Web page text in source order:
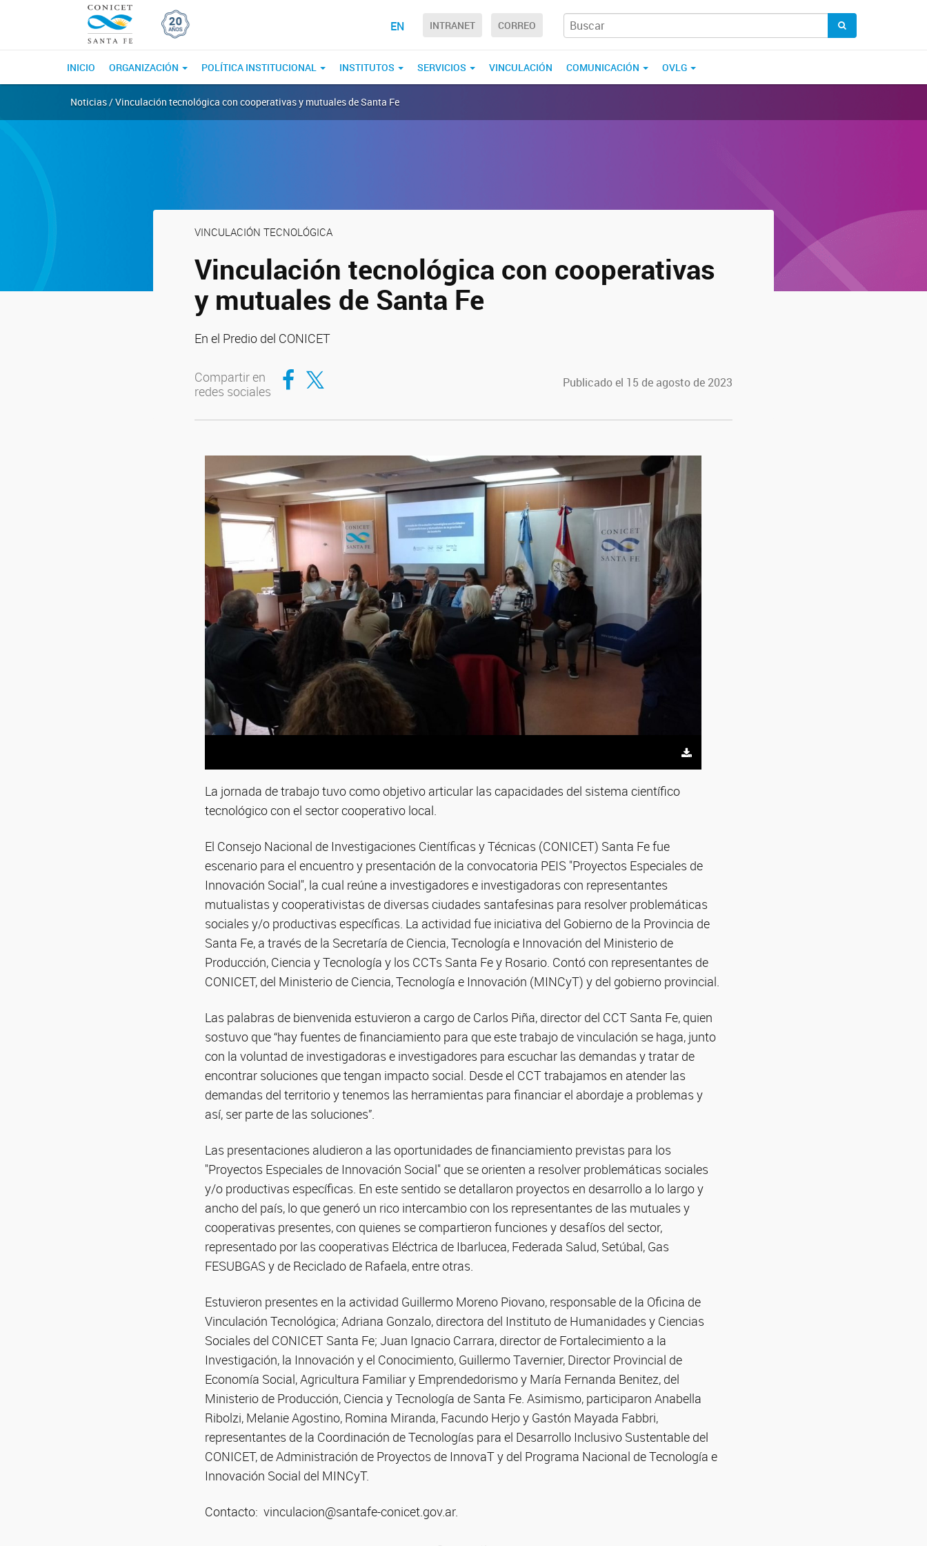
EN INTRANET CORREO
INICIO ORGANIZACIÓN POLÍTICA INSTITUCIONAL INSTITUTOS SERVICIOS VINCULACIÓN COMUNICACIÓN OVLG
Noticias / Vinculación tecnológica con cooperativas y mutuales de Santa Fe
VINCULACIÓN TECNOLÓGICA
Vinculación tecnológica con cooperativas
y mutuales de Santa Fe
En el Predio del CONICET
Compartir en
redes sociales
Compartir en Facebook
Compartir en Twitter Publicado el 15 de agosto de 2023
La jornada de trabajo tuvo como objetivo articular las capacidades del sistema científico
tecnológico con el sector cooperativo local.
El Consejo Nacional de Investigaciones Científicas y Técnicas (CONICET) Santa Fe fue
escenario para el encuentro y presentación de la convocatoria PEIS "Proyectos Especiales de
Innovación Social", la cual reúne a investigadores e investigadoras con representantes
mutualistas y cooperativistas de diversas ciudades santafesinas para resolver problemáticas
sociales y/o productivas específicas. La actividad fue iniciativa del Gobierno de la Provincia de
Santa Fe, a través de la Secretaría de Ciencia, Tecnología e Innovación del Ministerio de
Producción, Ciencia y Tecnología y los CCTs Santa Fe y Rosario. Contó con representantes de
CONICET, del Ministerio de Ciencia, Tecnología e Innovación (MINCyT) y del gobierno provincial.
Las palabras de bienvenida estuvieron a cargo de Carlos Piña, director del CCT Santa Fe, quien
sostuvo que “hay fuentes de financiamiento para que este trabajo de vinculación se haga, junto
con la voluntad de investigadoras e investigadores para escuchar las demandas y tratar de
encontrar soluciones que tengan impacto social. Desde el CCT trabajamos en atender las
demandas del territorio y tenemos las herramientas para financiar el abordaje a problemas y
así, ser parte de las soluciones”.
Las presentaciones aludieron a las oportunidades de financiamiento previstas para los
"Proyectos Especiales de Innovación Social" que se orienten a resolver problemáticas sociales
y/o productivas específicas. En este sentido se detallaron proyectos en desarrollo a lo largo y
ancho del país, lo que generó un rico intercambio con los representantes de las mutuales y
cooperativas presentes, con quienes se compartieron funciones y desafíos del sector,
representado por las cooperativas Eléctrica de Ibarlucea, Federada Salud, Setúbal, Gas
FESUBGAS y de Reciclado de Rafaela, entre otras.
Estuvieron presentes en la actividad Guillermo Moreno Piovano, responsable de la Oficina de
Vinculación Tecnológica; Adriana Gonzalo, directora del Instituto de Humanidades y Ciencias
Sociales del CONICET Santa Fe; Juan Ignacio Carrara, director de Fortalecimiento a la
Investigación, la Innovación y el Conocimiento, Guillermo Tavernier, Director Provincial de
Economía Social, Agricultura Familiar y Emprendedorismo y María Fernanda Benitez, del
Ministerio de Producción, Ciencia y Tecnología de Santa Fe. Asimismo, participaron Anabella
Ribolzi, Melanie Agostino, Romina Miranda, Facundo Herjo y Gastón Mayada Fabbri,
representantes de la Coordinación de Tecnologías para el Desarrollo Inclusivo Sustentable del
CONICET, de Administración de Proyectos de InnovaT y del Programa Nacional de Tecnología e
Innovación Social del MINCyT.
Contacto: vinculacion@santafe-conicet.gov.ar.